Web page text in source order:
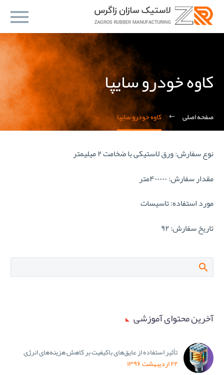
کاوه خودرو سایپا
صفحه اصلی کاوه خودرو سایپا
نوع سفارش: ورق لاستیکی با ضخامت ۲ میلیمتر
مقدار سفارش: ۴۰۰۰۰۰متر
مورد استفاده: تاسیسات
تاریخ سفارش: ۹۲
آخرین محتوای آموزشی
تأثیر استفاده از عایق‌های باکیفیت بر کاهش هزینه‌های انرژی
۲۲ اردیبهشت ۱۳۹۶